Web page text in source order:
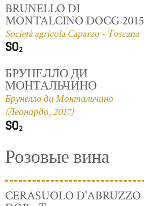
BRUNELLO DI
MONTALCINO DOCG 2015
Società agricola Caparzo - Toscana
БРУНЕЛЛО ДИ
МОНТАЛЬЧИНО
Брунелло ди Монтальчино
(Леонардо, 2017)
Розовые вина
CERASUOLO D'ABRUZZO